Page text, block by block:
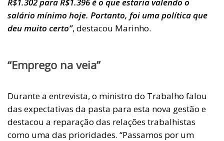
salário mínimo hoje. Portanto, foi uma política que
deu muito certo”, destacou Marinho.
“Emprego na veia”
Durante a entrevista, o ministro do Trabalho falou
das expectativas da pasta para esta nova gestão e
destacou a reparação das relações trabalhistas
como uma das prioridades. “Passamos por um